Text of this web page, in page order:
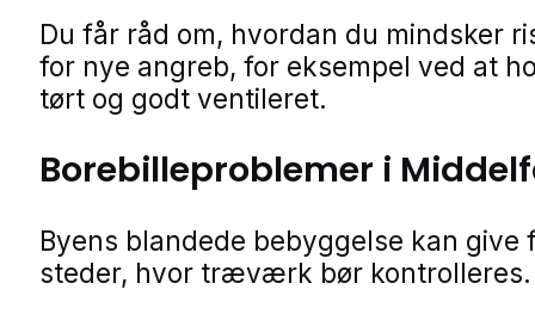
Du får råd om, hvordan du mindsker
for nye angreb, for eksempel ved at
tørt og godt ventileret.
Borebilleproblemer i
Byens blandede bebyggelse kan give
steder, hvor træværk bør kontrolleres.